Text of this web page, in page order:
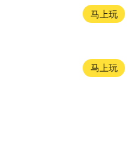
马上玩
马上玩